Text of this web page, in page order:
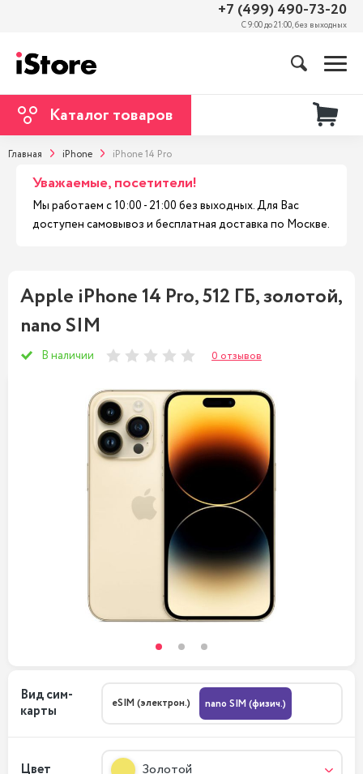
+7 (499) 490-73-20
С 9:00 до 21:00, без выходных
Каталог товаров
Главная iPhone iPhone 14 Pro
Уважаемые, посетители!
Мы работаем с 10:00 - 21:00 без выходных. Для Вас
доступен самовывоз и бесплатная доставка по Москве.
Apple iPhone 14 Pro, 512 ГБ, золотой,
nano SIM
В наличии 0 отзывов
Вид сим-
карты
eSIM (электрон.) nano SIM (физич.)
Цвет Золотой